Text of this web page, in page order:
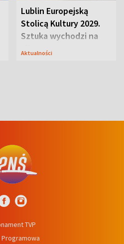
Lublin Europejską
Stolicą Kultury 2029.
Sztuka wychodzi na
ulice
Aktualności
TVP
Programowa